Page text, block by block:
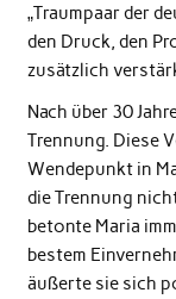
„Traumpaar der
den Druck, den
zusätzlich
Nach über 30
Trennung. Diese
Wendepunkt in
die Trennung
betonte Maria
bestem
äußerte sie sich